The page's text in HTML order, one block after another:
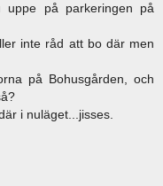
på parkeringen på
inte råd att bo där men
på Bohusgården, och
i nuläget...jisses.